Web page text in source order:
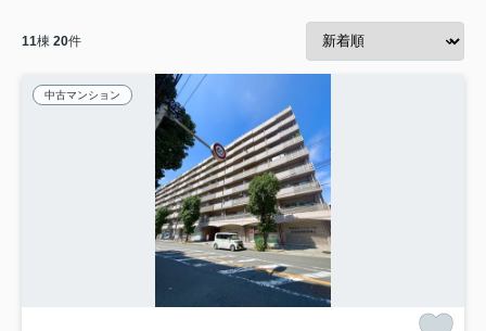
11棟 20件
中古マンション